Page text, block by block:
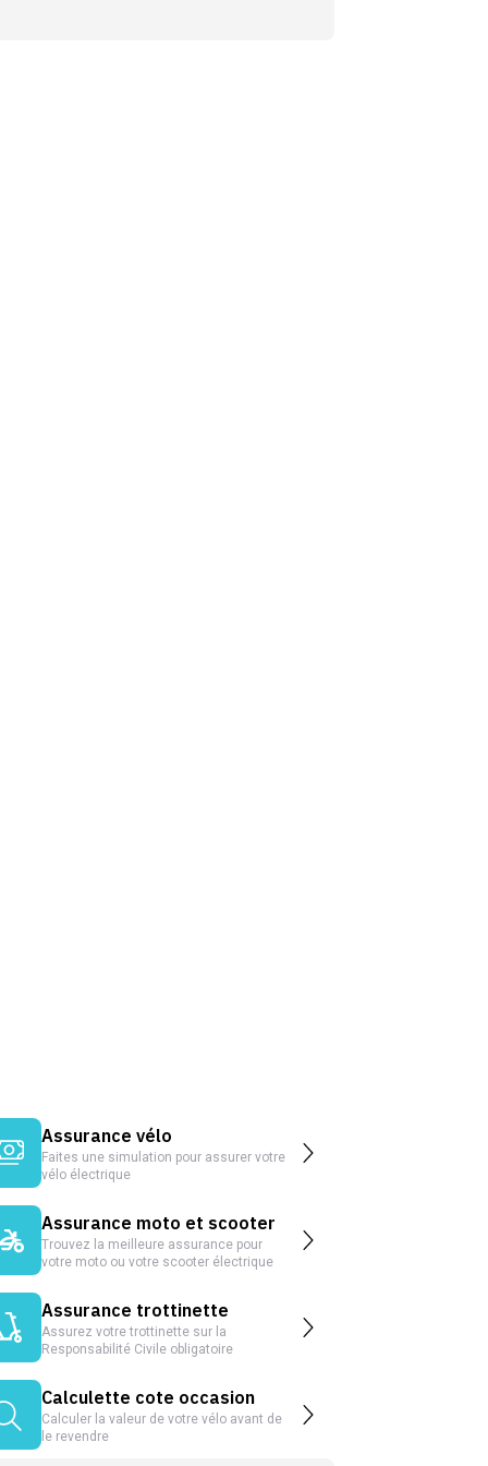
Assurance vélo
Faites une simulation pour assurer votre
vélo électrique
Assurance moto et scooter
Trouvez la meilleure assurance pour
votre moto ou votre scooter électrique
Assurance trottinette
Assurez votre trottinette sur la
Responsabilité Civile obligatoire
Calculette cote occasion
Calculer la valeur de votre vélo avant de
le revendre